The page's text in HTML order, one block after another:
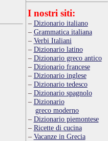
I nostri siti:
Dizionario italiano
Grammatica italiana
Verbi Italiani
Dizionario latino
Dizionario greco antico
Dizionario francese
Dizionario inglese
Dizionario tedesco
Dizionario spagnolo
Dizionario
greco moderno
Dizionario piemontese
Ricette di cucina
Vacanze in Grecia